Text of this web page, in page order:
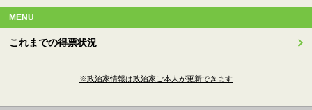
MENU
これまでの得票状況
※政治家情報は政治家ご本人が更新できます